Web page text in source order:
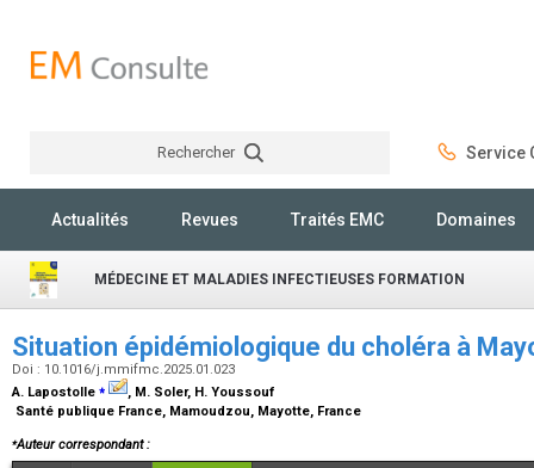
Rechercher Service
Actualités Revues Traités EMC Domaines
MÉDECINE ET MALADIES INFECTIEUSES FORMATION
Situation épidémiologique du choléra à
Doi : 10.1016/j.mmifmc.2025.01.023
A. Lapostolle ⁎
, M. Soler, H. Youssouf
Santé publique France, Mamoudzou, Mayotte, France
⁎Auteur correspondant :